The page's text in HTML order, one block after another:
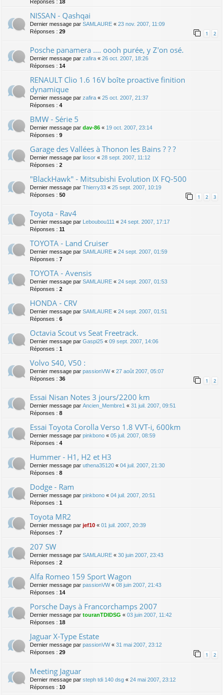
Réponses : 18
NISSAN - Qashqai
Dernier message par SAMLAURE « 23 nov. 2007, 11:09
Réponses : 29 1 2
Posche panamera .... oooh purée, y Z'on osé.
Dernier message par zafira « 26 oct. 2007, 18:26
Réponses : 14
RENAULT Clio 1.6 16V boîte proactive finition
dynamique
Dernier message par zafira « 25 oct. 2007, 21:37
Réponses : 4
BMW - Série 5
Dernier message par dav-86 « 19 oct. 2007, 23:14
Réponses : 9
Garage des Vallées à Thonon les Bains ? ? ?
Dernier message par liosor « 28 sept. 2007, 11:12
Réponses : 2
"BlackHawk" - Mitsubishi Evolution IX FQ-500
Dernier message par Thierry33 « 25 sept. 2007, 10:19
Réponses : 50 1 2 3
Toyota - Rav4
Dernier message par Leboubou111 « 24 sept. 2007, 17:17
Réponses : 11
TOYOTA - Land Cruiser
Dernier message par SAMLAURE « 24 sept. 2007, 01:59
Réponses : 7
TOYOTA - Avensis
Dernier message par SAMLAURE « 24 sept. 2007, 01:53
Réponses : 2
HONDA - CRV
Dernier message par SAMLAURE « 24 sept. 2007, 01:51
Réponses : 6
Octavia Scout vs Seat Freetrack.
Dernier message par Gaspi25 « 09 sept. 2007, 14:06
Réponses : 1
Volvo S40, V50 :
Dernier message par passionVW« 27 août 2007, 05:07
Réponses : 36 1 2
Essai Nisan Notes 3 jours/2200 km
Dernier message par Ancien_Membre1 « 31 juil. 2007, 09:51
Réponses : 8
Essai Toyota Corolla Verso 1.8 VVT-i, 600km
Dernier message par pinkbono « 05 juil. 2007, 08:59
Réponses : 4
Hummer - H1, H2 et H3
Dernier message par uthena35120 « 04 juil. 2007, 21:30
Réponses : 8
Dodge - Ram
Dernier message par pinkbono « 04 juil. 2007, 20:51
Réponses : 1
Toyota MR2
Dernier message par jef10 « 01 juil. 2007, 20:39
Réponses : 7
207 SW
Dernier message par SAMLAURE « 30 juin 2007, 23:43
Réponses : 2
Alfa Romeo 159 Sport Wagon
Dernier message par passionVW« 08 juin 2007, 21:43
Réponses : 14
Porsche Days à Francorchamps 2007
Dernier message par touranTDIDSG « 03 juin 2007, 11:42
Réponses : 18
Jaguar X-Type Estate
Dernier message par passionVW« 31 mai 2007, 23:12
Réponses : 29 1 2
Meeting Jaguar
Dernier message par steph tdi 140 dsg « 24 mai 2007, 23:12
Réponses : 10